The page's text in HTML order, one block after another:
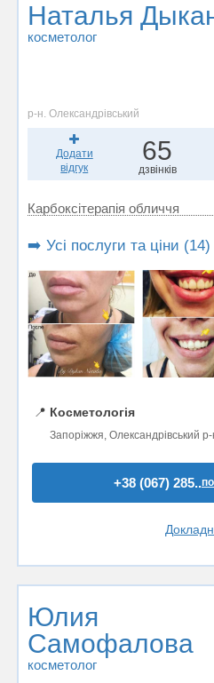
Наталья
косметолог
р-н. Олександрівський
Додати
відгук
65
дзвінків
Карбоксітерапія обличчя
➡️ Усі послуги та ціни (14)
📍 Косметологія
Запоріжжя, Олександрівський
+38 (067) 285..
Юлия
Самофалова
косметолог